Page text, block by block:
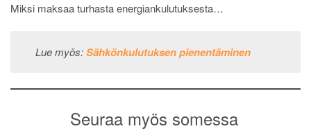
Miksi maksaa turhasta energiankulutuksesta…
Lue myös:Sähkönkulutuksen pienentäminen
Seuraa myös somessa